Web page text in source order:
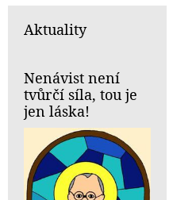
Aktuality
Nenávist není
tvůrčí síla, tou je
jen láska!